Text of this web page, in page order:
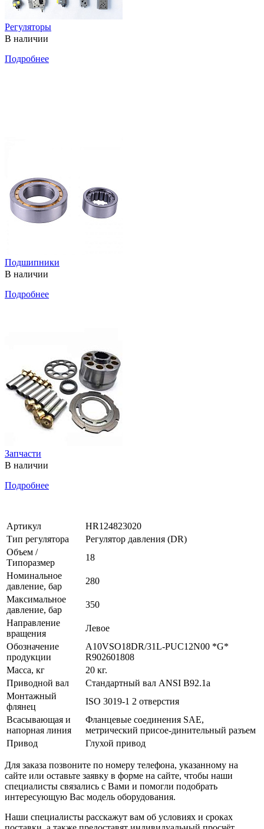
Регуляторы
В наличии
Подробнее
Подшипники
В наличии
Подробнее
Запчасти
В наличии
Подробнее
Артикул
HR124823020
Тип регулятора
Регулятор давления (DR)
Объем /
Типоразмер
18
Номинальное
давление, бар
280
Максимальное
давление, бар
350
Направление
вращения
Левое
Обозначение
продукции
A10VSO18DR/31L-PUC12N00 *G*
R902601808
Масса, кг
20 кг.
Приводной вал
Стандартный вал ANSI B92.1a
Монтажный
флянец
ISO 3019-1 2 отверстия
Всасывающая и
напорная линия
Фланцевые соединения SAE,
метрический присое-динительный разъем
Привод
Глухой привод
Для заказа позвоните по номеру телефона, указанному на
сайте или оставьте заявку в форме на сайте, чтобы наши
специалисты связались с Вами и помогли подобрать
интересующую Вас модель оборудования.
Наши специалисты расскажут вам об условиях и сроках